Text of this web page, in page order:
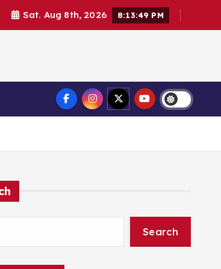
Sat. Aug 8th, 2026 8:13:50 PM
Search